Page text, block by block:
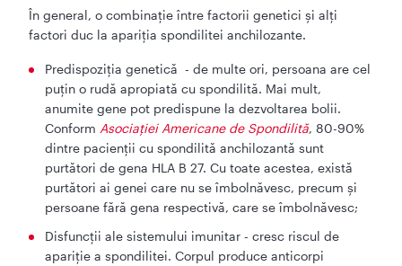
În general, o combinație între factorii genetici și alți
factori duc la apariția spondilitei anchilozante.
Predispoziția genetică - de multe ori, persoana are cel
puțin o rudă apropiată cu spondilită. Mai mult,
anumite gene pot predispune la dezvoltarea bolii.
Conform Asociației Americane de Spondilită, 80-90%
dintre pacienții cu spondilită anchilozantă sunt
purtători de gena HLA B 27. Cu toate acestea, există
purtători ai genei care nu se îmbolnăvesc, precum și
persoane fără gena respectivă, care se îmbolnăvesc;
Disfuncții ale sistemului imunitar - cresc riscul de
apariție a spondilitei. Corpul produce anticorpi